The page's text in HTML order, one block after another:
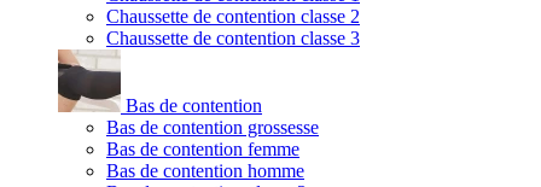
Chaussette de contention classe 2
Chaussette de contention classe 3
Bas de contention
Bas de contention grossesse
Bas de contention femme
Bas de contention homme